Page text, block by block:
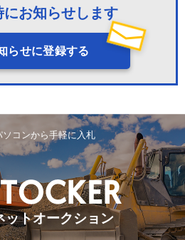
お知らせします
らせに登録する
ソコンから手軽に入札
ットオークション